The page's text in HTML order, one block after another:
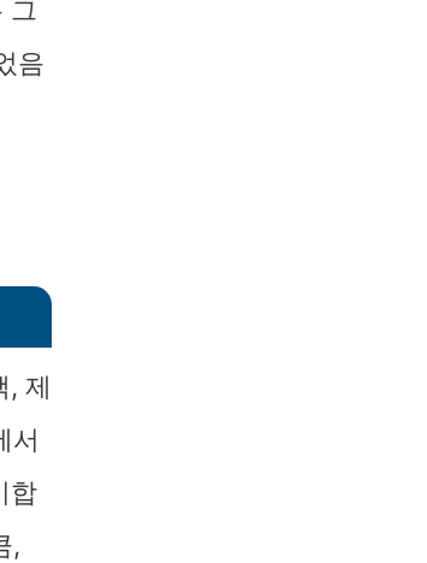
그
음
, 제
서
합
,